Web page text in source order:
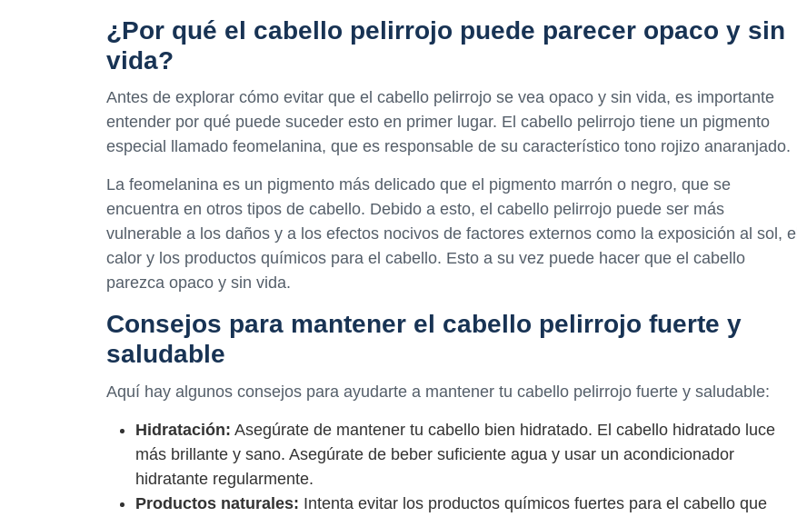
¿Por qué el cabello pelirrojo puede parecer opaco y sin
vida?
Antes de explorar cómo evitar que el cabello pelirrojo se vea opaco y sin vida, es importante
entender por qué puede suceder esto en primer lugar. El cabello pelirrojo tiene un pigmento
especial llamado feomelanina, que es responsable de su característico tono rojizo anaranjado.
La feomelanina es un pigmento más delicado que el pigmento marrón o negro, que se
encuentra en otros tipos de cabello. Debido a esto, el cabello pelirrojo puede ser más
vulnerable a los daños y a los efectos nocivos de factores externos como la exposición al sol, el
calor y los productos químicos para el cabello. Esto a su vez puede hacer que el cabello
parezca opaco y sin vida.
Consejos para mantener el cabello pelirrojo fuerte y
saludable
Aquí hay algunos consejos para ayudarte a mantener tu cabello pelirrojo fuerte y saludable:
Hidratación: Asegúrate de mantener tu cabello bien hidratado. El cabello hidratado luce
más brillante y sano. Asegúrate de beber suficiente agua y usar un acondicionador
hidratante regularmente.
Productos naturales: Intenta evitar los productos químicos fuertes para el cabello que